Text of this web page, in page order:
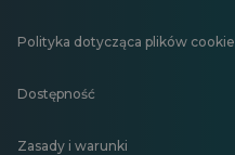
Polityka dotycząca plików cookie
Dostępność
Zasady i warunki